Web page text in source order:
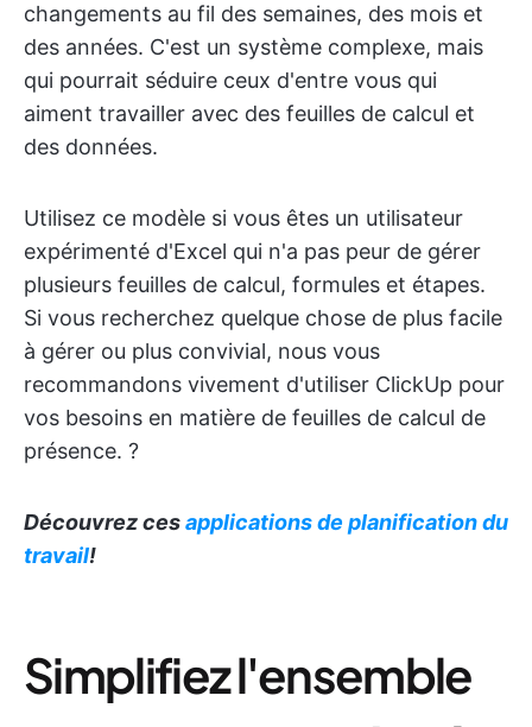
changements au fil des semaines, des mois et
des années. C'est un système complexe, mais
qui pourrait séduire ceux d'entre vous qui
aiment travailler avec des feuilles de calcul et
des données.
Utilisez ce modèle si vous êtes un utilisateur
expérimenté d'Excel qui n'a pas peur de gérer
plusieurs feuilles de calcul, formules et étapes.
Si vous recherchez quelque chose de plus facile
à gérer ou plus convivial, nous vous
recommandons vivement d'utiliser ClickUp pour
vos besoins en matière de feuilles de calcul de
présence. ?
Découvrez cesapplications de planification du
travail!
Simplifiez l'ensemble